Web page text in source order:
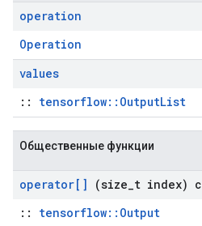
operation
Operation
values
:: tensorflow::OutputList
Общественные функции
operator[] (size t index)
:: tensorflow::Output